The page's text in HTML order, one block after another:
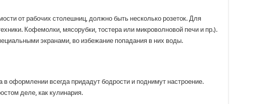
от рабочих столешниц, должно быть несколько розеток. Для
Кофемолки, мясорубки, тостера или микроволновой печи и пр.).
экранами, во избежание попадания в них воды.
оформлении всегда придадут бодрости и поднимут настроение.
деле, как кулинария.